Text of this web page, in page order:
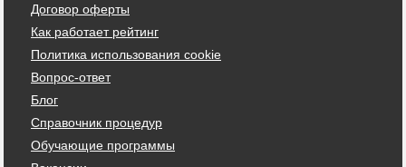
Договор оферты
Как работает рейтинг
Политика использования cookie
Вопрос-ответ
Блог
Справочник процедур
Обучающие программы